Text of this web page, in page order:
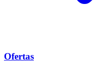
Ofertas